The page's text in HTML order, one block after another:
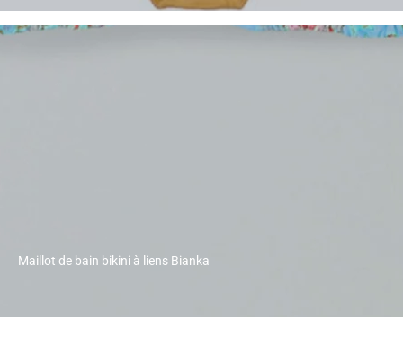
Maillot de bain bikini à liens Bianka